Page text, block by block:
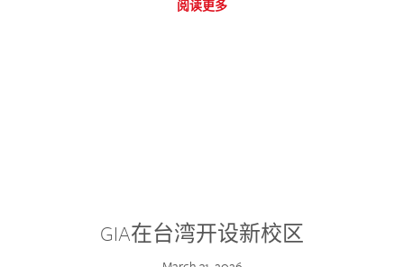
阅读更多
GIA在台湾开设新校区